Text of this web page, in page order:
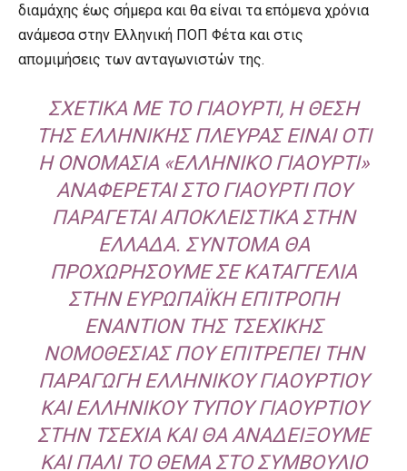
διαμάχης έως σήμερα και θα είναι τα επόμενα χρόνια
ανάμεσα στην Ελληνική ΠΟΠ Φέτα και στις
απομιμήσεις των ανταγωνιστών της.
ΣΧΕΤΙΚΆ ΜΕ ΤΟ ΓΙΑΟΎΡΤΙ, Η ΘΈΣΗ
ΤΗΣ ΕΛΛΗΝΙΚΉΣ ΠΛΕΥΡΆΣ ΕΊΝΑΙ ΌΤΙ
Η ΟΝΟΜΑΣΊΑ «ΕΛΛΗΝΙΚΌ ΓΙΑΟΎΡΤΙ»
ΑΝΑΦΈΡΕΤΑΙ ΣΤΟ ΓΙΑΟΎΡΤΙ ΠΟΥ
ΠΑΡΆΓΕΤΑΙ ΑΠΟΚΛΕΙΣΤΙΚΆ ΣΤΗΝ
ΕΛΛΆΔΑ. ΣΎΝΤΟΜΑ ΘΑ
ΠΡΟΧΩΡΉΣΟΥΜΕ ΣΕ ΚΑΤΑΓΓΕΛΊΑ
ΣΤΗΝ ΕΥΡΩΠΑΪΚΉ ΕΠΙΤΡΟΠΉ
ΕΝΑΝΤΊΟΝ ΤΗΣ ΤΣΕΧΙΚΉΣ
ΝΟΜΟΘΕΣΊΑΣ ΠΟΥ ΕΠΙΤΡΈΠΕΙ ΤΗΝ
ΠΑΡΑΓΩΓΉ ΕΛΛΗΝΙΚΟΎ ΓΙΑΟΥΡΤΙΟΎ
ΚΑΙ ΕΛΛΗΝΙΚΟΎ ΤΎΠΟΥ ΓΙΑΟΥΡΤΙΟΎ
ΣΤΗΝ ΤΣΕΧΊΑ ΚΑΙ ΘΑ ΑΝΑΔΕΊΞΟΥΜΕ
ΚΑΙ ΠΆΛΙ ΤΟ ΘΈΜΑ ΣΤΟ ΣΥΜΒΟΎΛΙΟ